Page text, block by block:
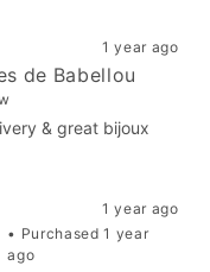
1 year ago
de Babellou
& great bijoux
1 year ago
• Purchased 1 year
ago